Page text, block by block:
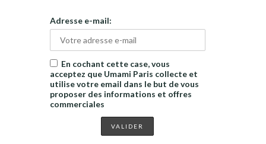
Adresse e-mail:
En cochant cette case, vous
acceptez que Umami Paris collecte et
utilise votre email dans le but de vous
proposer des informations et offres
commerciales